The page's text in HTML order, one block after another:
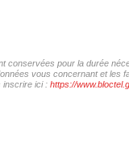
pour la durée
vous concernant et les
inscrire ici : https://